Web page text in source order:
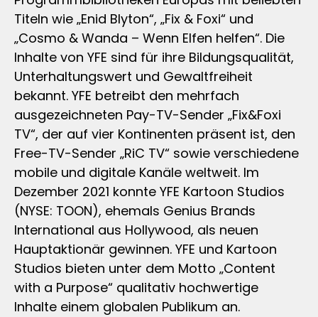
Titeln wie „Enid Blyton“, „Fix & Foxi“ und
„Cosmo & Wanda – Wenn Elfen helfen“. Die
Inhalte von YFE sind für ihre Bildungsqualität,
Unterhaltungswert und Gewaltfreiheit
bekannt. YFE betreibt den mehrfach
ausgezeichneten Pay-TV-Sender „Fix&Foxi
TV“, der auf vier Kontinenten präsent ist, den
Free-TV-Sender „RiC TV“ sowie verschiedene
mobile und digitale Kanäle weltweit. Im
Dezember 2021 konnte YFE Kartoon Studios
(NYSE: TOON), ehemals Genius Brands
International aus Hollywood, als neuen
Hauptaktionär gewinnen. YFE und Kartoon
Studios bieten unter dem Motto „Content
with a Purpose“ qualitativ hochwertige
Inhalte einem globalen Publikum an.